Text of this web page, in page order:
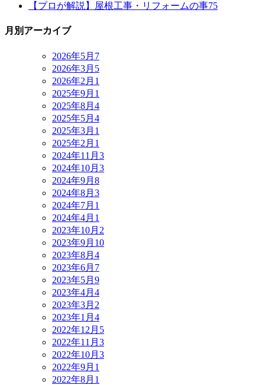
【プロが解説】屋根工事・リフォームの事75
月別アーカイブ
2026年5月 7
2026年3月 5
2026年2月 1
2025年9月 1
2025年8月 4
2025年5月 4
2025年3月 1
2025年2月 1
2024年11月 3
2024年10月 3
2024年9月 8
2024年8月 3
2024年7月 1
2024年4月 1
2023年10月 2
2023年9月 10
2023年8月 4
2023年6月 7
2023年5月 9
2023年4月 4
2023年3月 2
2023年1月 4
2022年12月 5
2022年11月 3
2022年10月 3
2022年9月 1
2022年8月 1